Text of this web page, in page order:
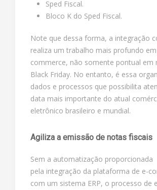
Sped Fiscal.
Bloco K do Sped Fiscal.
Note que dessa forma, a integração
realiza um trabalho mais profundo
commerce, não somente pontual em
Black Friday. No entanto, é essa
dados e processos que possibilita
data mais importante do atual
eletrônico brasileiro e mundial.
Agiliza a emissão de notas fiscais
Sem a automatização proporcionada
pela integração da plataforma de e-
com um sistema ERP, o processo de